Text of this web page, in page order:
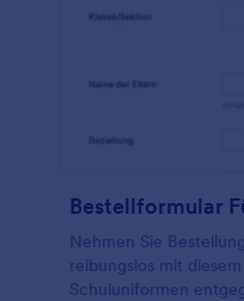
Bestellformular
Nehmen Sie
reibungslos mit
Schuluniformen